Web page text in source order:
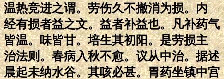
温热竞进之谓。劳伤久不撤消为损。内
经有损者益之文。益者补益也。凡补药气
皆温。味皆甘。培生其初阳。是劳损主
治法则。春病入秋不愈。议从中治。据述
晨起未纳水谷。其咳必甚。胃药坐镇中宫